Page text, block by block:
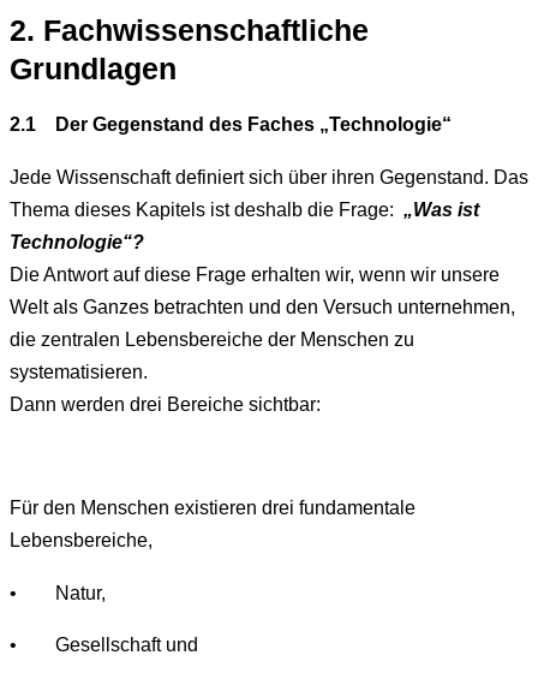
2. Fachwissenschaftliche
Grundlagen
2.1 Der Gegenstand des Faches „Technologie“
Jede Wissenschaft definiert sich über ihren Gegenstand. Das
Thema dieses Kapitels ist deshalb die Frage: „Was ist
Technologie“?
Die Antwort auf diese Frage erhalten wir, wenn wir unsere
Welt als Ganzes betrachten und den Versuch unternehmen,
die zentralen Lebensbereiche der Menschen zu
systematisieren.
Dann werden drei Bereiche sichtbar:
Für den Menschen existieren drei fundamentale
Lebensbereiche,
• Natur,
• Gesellschaft und